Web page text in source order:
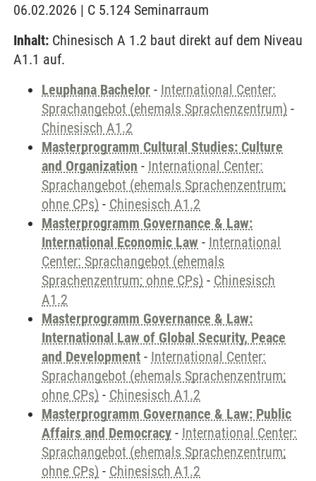
06.02.2026 | C 5.124 Seminarraum
Inhalt: Chinesisch A 1.2 baut direkt auf dem Niveau
A1.1 auf.
Leuphana Bachelor - International Center:
Sprachangebot (ehemals Sprachenzentrum) -
Chinesisch A1.2
Masterprogramm Cultural Studies: Culture
and Organization - International Center:
Sprachangebot (ehemals Sprachenzentrum;
ohne CPs) - Chinesisch A1.2
Masterprogramm Governance & Law:
International Economic Law - International
Center: Sprachangebot (ehemals
Sprachenzentrum; ohne CPs) - Chinesisch
A1.2
Masterprogramm Governance & Law:
International Law of Global Security, Peace
and Development - International Center:
Sprachangebot (ehemals Sprachenzentrum;
ohne CPs) - Chinesisch A1.2
Masterprogramm Governance & Law: Public
Affairs and Democracy - International Center:
Sprachangebot (ehemals Sprachenzentrum;
ohne CPs) - Chinesisch A1.2